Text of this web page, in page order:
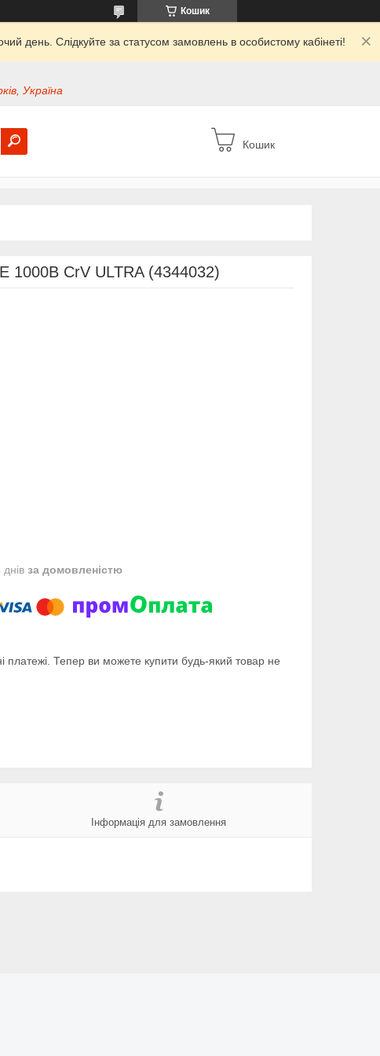
Кошик
день. Слідкуйте за статусом замовлень в особистому кабінеті!
Україна
Кошик
1000В CrV ULTRA (4344032)
за домовленістю
платежі. Тепер ви можете купити будь-який товар не
Інформація для замовлення